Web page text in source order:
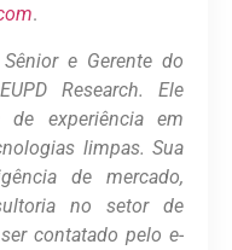
.
e Gerente do
Research. Ele
experiência em
limpas. Sua
de mercado,
no setor de
contatado pelo e-